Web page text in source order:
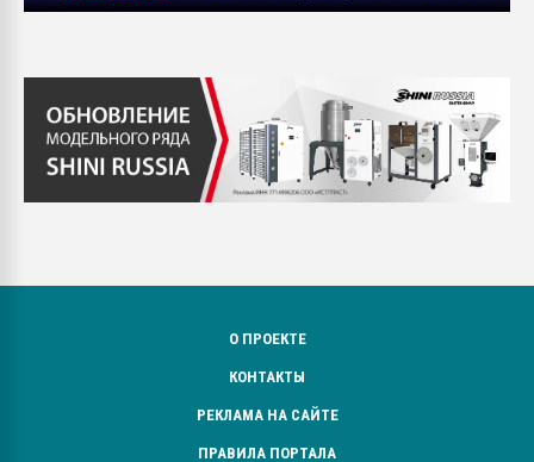
О ПРОЕКТЕ
КОНТАКТЫ
РЕКЛАМА НА САЙТЕ
ПРАВИЛА ПОРТАЛА